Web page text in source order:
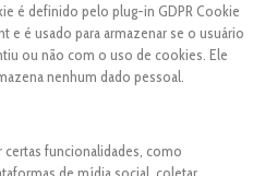
é definido pelo plug-in GDPR Cookie
e é usado para armazenar se o usuário
ou não com o uso de cookies. Ele
nenhum dado pessoal.
funcionalidades, como